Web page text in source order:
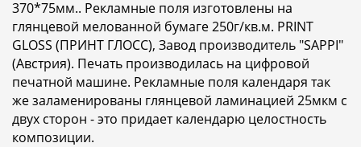
370*75мм.. Рекламные поля изготовлены на
глянцевой мелованной бумаге 250г/кв.м. PRINT
GLOSS (ПРИНТ ГЛОСС), Завод производитель "SAPPI"
(Австрия). Печать производилась на цифровой
печатной машине. Рекламные поля календаря так
же заламенированы глянцевой ламинацией 25мкм с
двух сторон - это придает календарю целостность
композиции.